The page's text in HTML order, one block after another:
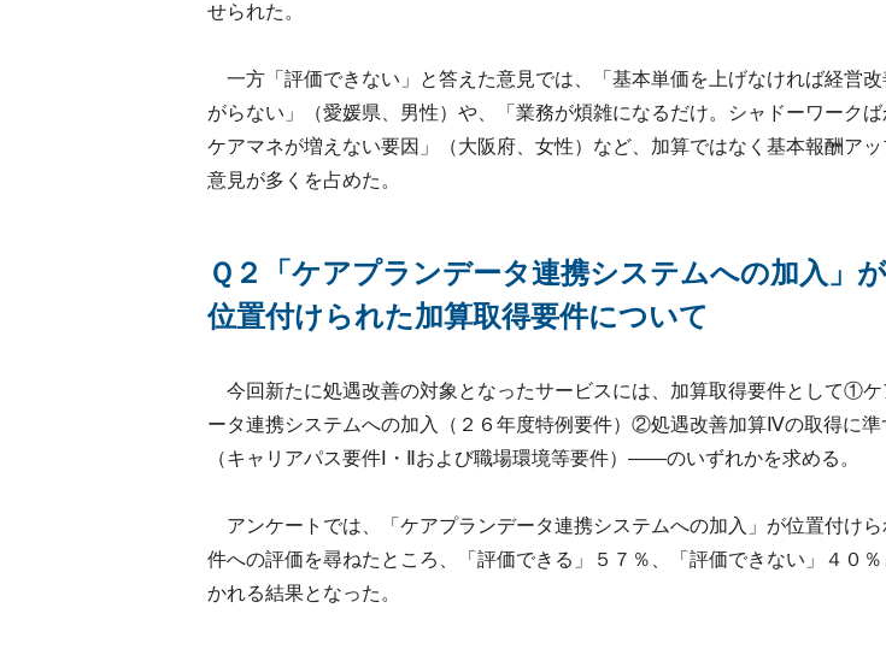
せられた。
一方「評価できない」と答えた意見では、「基本単価を上げなければ経営改
がらない」（愛媛県、男性）や、「業務が煩雑になるだけ。シャドーワークば
ケアマネが増えない要因」（大阪府、女性）など、加算ではなく基本報酬アッ
意見が多くを占めた。
Ｑ２「ケアプランデータ連携システムへの加入」
位置付けられた加算取得要件について
今回新たに処遇改善の対象となったサービスには、加算取得要件として①ケ
ータ連携システムへの加入（２６年度特例要件）②処遇改善加算Ⅳの取得に準
（キャリアパス要件Ⅰ・Ⅱおよび職場環境等要件）――のいずれかを求める。
アンケートでは、「ケアプランデータ連携システムへの加入」が位置付け
件への評価を尋ねたところ、「評価できる」５７％、「評価できない」４０
かれる結果となった。